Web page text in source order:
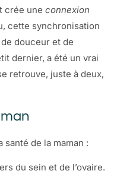
crée une connexion
cette synchronisation
douceur et de
dernier, a été un vrai
retrouve, juste à deux,
santé de la maman :
du sein et de l’ovaire.